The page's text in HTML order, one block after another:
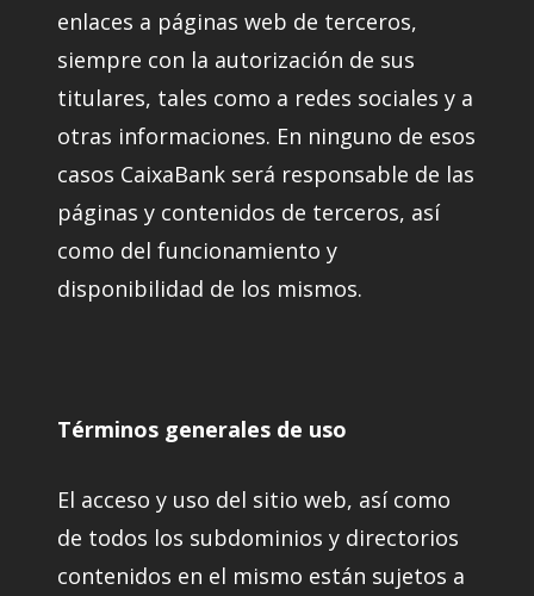
enlaces a páginas web de terceros,
siempre con la autorización de sus
titulares, tales como a redes sociales y a
otras informaciones. En ninguno de esos
casos CaixaBank será responsable de las
páginas y contenidos de terceros, así
como del funcionamiento y
disponibilidad de los mismos.
Términos generales de uso
El acceso y uso del sitio web, así como
de todos los subdominios y directorios
contenidos en el mismo están sujetos a